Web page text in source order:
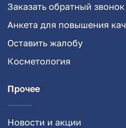
Заказать обратный звонок
Анкета для повышения
Оставить жалобу
Косметология
Прочее
Новости и акции